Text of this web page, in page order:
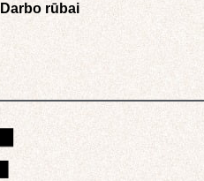
Darbo rūbai